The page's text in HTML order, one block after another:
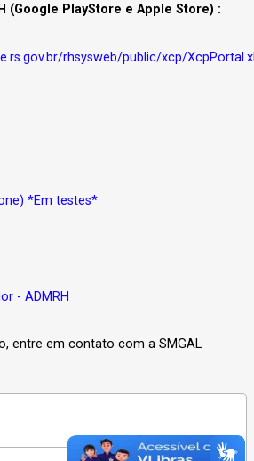
(Google PlayStore e Apple Store) :
rhsysweb/public/xcp/
*Em testes*
- ADMRH
entre em contato com a SMGAL